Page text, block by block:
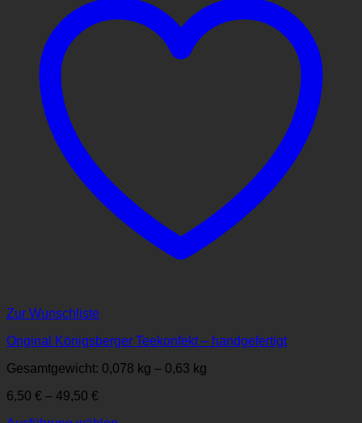
Zur Wunschliste
Original Königsberger Teekonfekt – handgefertigt
Gesamtgewicht: 0,078 kg – 0,63 kg
6,50 € – 49,50 €